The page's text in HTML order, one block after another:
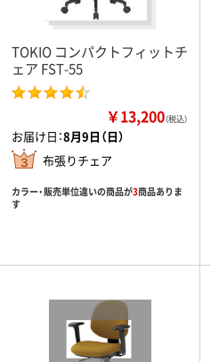
TOKIO コンパクトフィットチ
ェア FST-55
￥13,200（税込）
お届け日：8月9日（日）
布張りチェア
カラー・販売単位違いの商品が3商品ありま
す